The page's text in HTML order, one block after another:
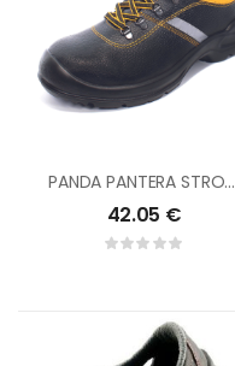
PANDA PANTERA STRONG PROFESSIONAL S3 SRC
42.05 €